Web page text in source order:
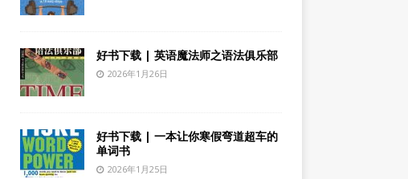
好书下载 | 英语魔法师之语法俱乐部
2026年1月26日
好书下载 | 一本让你寒假弯道超车的
单词书
2026年1月25日